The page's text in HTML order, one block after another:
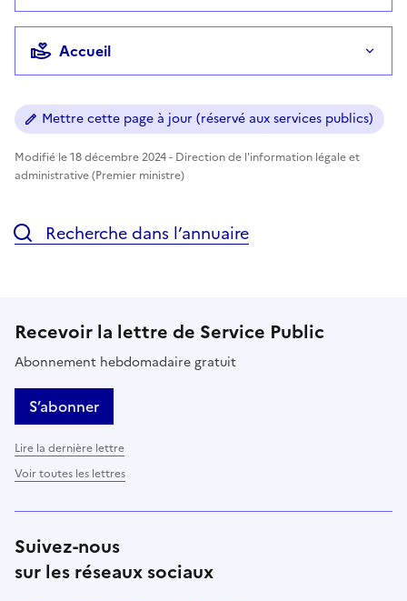
Accueil
Mettre cette page à jour (réservé aux services publics)
Modifié le 18 décembre 2024 - Direction de l'information légale et
administrative (Premier ministre)
Recherche dans l’annuaire
Recevoir la lettre de Service Public
Abonnement hebdomadaire gratuit
S’abonner
Lire la dernière lettre
Voir toutes les lettres
Suivez-nous
sur les réseaux sociaux